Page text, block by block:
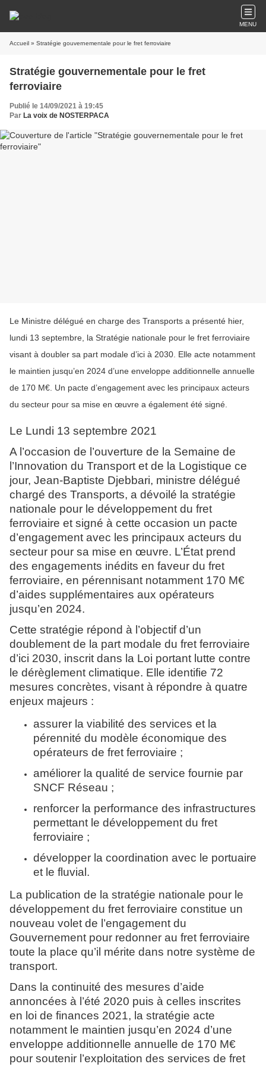
MENU
Accueil » Stratégie gouvernementale pour le fret ferroviaire
Stratégie gouvernementale pour le fret
ferroviaire
Publié le 14/09/2021 à 19:45
Par La voix de NOSTERPACA
Le Ministre délégué en charge des Transports a présenté hier,
lundi 13 septembre, la Stratégie nationale pour le fret ferroviaire
visant à doubler sa part modale d’ici à 2030. Elle acte notamment
le maintien jusqu’en 2024 d’une enveloppe additionnelle annuelle
de 170 M€. Un pacte d’engagement avec les principaux acteurs
du secteur pour sa mise en œuvre a également été signé.
Le Lundi 13 septembre 2021
A l’occasion de l’ouverture de la Semaine de
l’Innovation du Transport et de la Logistique ce
jour, Jean-Baptiste Djebbari, ministre délégué
chargé des Transports, a dévoilé la stratégie
nationale pour le développement du fret
ferroviaire et signé à cette occasion un pacte
d’engagement avec les principaux acteurs du
secteur pour sa mise en œuvre. L’État prend
des engagements inédits en faveur du fret
ferroviaire, en pérennisant notamment 170 M€
d’aides supplémentaires aux opérateurs
jusqu’en 2024.
Cette stratégie répond à l’objectif d’un
doublement de la part modale du fret ferroviaire
d’ici 2030, inscrit dans la Loi portant lutte contre
le dérèglement climatique. Elle identifie 72
mesures concrètes, visant à répondre à quatre
enjeux majeurs :
assurer la viabilité des services et la
pérennité du modèle économique des
opérateurs de fret ferroviaire ;
améliorer la qualité de service fournie par
SNCF Réseau ;
renforcer la performance des infrastructures
permettant le développement du fret
ferroviaire ;
développer la coordination avec le portuaire
et le fluvial.
La publication de la stratégie nationale pour le
développement du fret ferroviaire constitue un
nouveau volet de l’engagement du
Gouvernement pour redonner au fret ferroviaire
toute la place qu’il mérite dans notre système de
transport.
Dans la continuité des mesures d’aide
annoncées à l’été 2020 puis à celles inscrites
en loi de finances 2021, la stratégie acte
notamment le maintien jusqu’en 2024 d’une
enveloppe additionnelle annuelle de 170 M€
pour soutenir l’exploitation des services de fret